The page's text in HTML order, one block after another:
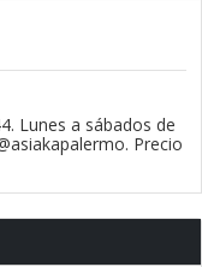
Lunes a sábados de
Precio